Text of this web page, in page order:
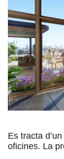
Es tracta
oficines. La